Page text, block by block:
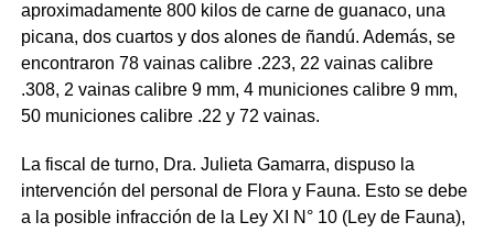
aproximadamente 800 kilos de carne de guanaco, una
picana, dos cuartos y dos alones de ñandú. Además, se
encontraron 78 vainas calibre .223, 22 vainas calibre
.308, 2 vainas calibre 9 mm, 4 municiones calibre 9 mm,
50 municiones calibre .22 y 72 vainas.
La fiscal de turno, Dra. Julieta Gamarra, dispuso la
intervención del personal de Flora y Fauna. Esto se debe
a la posible infracción de la Ley XI N° 10 (Ley de Fauna),